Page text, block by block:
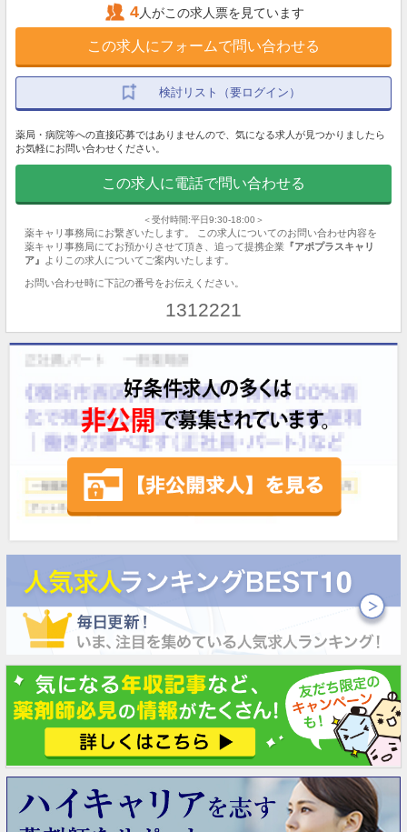
4人がこの求人票を見ています
この求人にフォームで問い合わせる
検討リスト（要ログイン）
薬局・病院等への直接応募ではありませんので、気になる求人が見つかりましたら
お気軽にお問い合わせください。
この求人に電話で問い合わせる
＜受付時間:平日9:30-18:00＞
薬キャリ事務局にお繋ぎいたします。 この求人についてのお問い合わせ内容を
薬キャリ事務局にてお預かりさせて頂き、追って提携企業 『アポプラスキャリ
ア』
よりこの求人についてご案内いたします。
お問い合わせ時に下記の番号をお伝えください。
1312221